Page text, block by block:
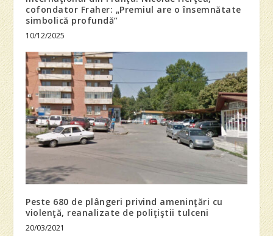
cofondator Fraher: „Premiul are o însemnătate
simbolică profundă”
10/12/2025
Peste 680 de plângeri privind ameninţări cu
violenţă, reanalizate de poliţiştii tulceni
20/03/2021